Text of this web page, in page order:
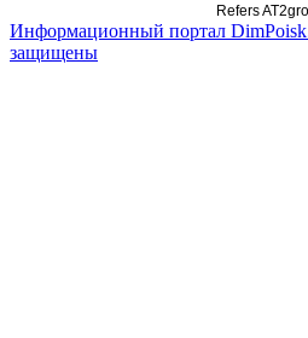
Refers
Информационный портал
защищены